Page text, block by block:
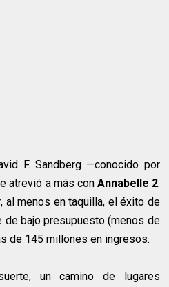
F. Sandberg —conocido por
atrevió a más con Annabelle 2:
al menos en taquilla, el éxito de
de bajo presupuesto (menos de
de 145 millones en ingresos.
un camino de lugares